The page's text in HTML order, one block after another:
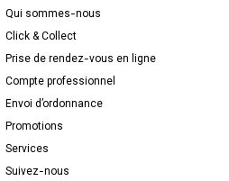
Qui sommes-nous
Click & Collect
Prise de rendez-vous en ligne
Compte professionnel
Envoi d’ordonnance
Promotions
Services
Suivez-nous